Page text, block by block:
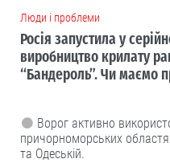
Люди і проблеми
Росія запустила у
виробництво крилату
“Бандероль”. Чи маємо
Ворог активно
причорноморських
та Одеській.